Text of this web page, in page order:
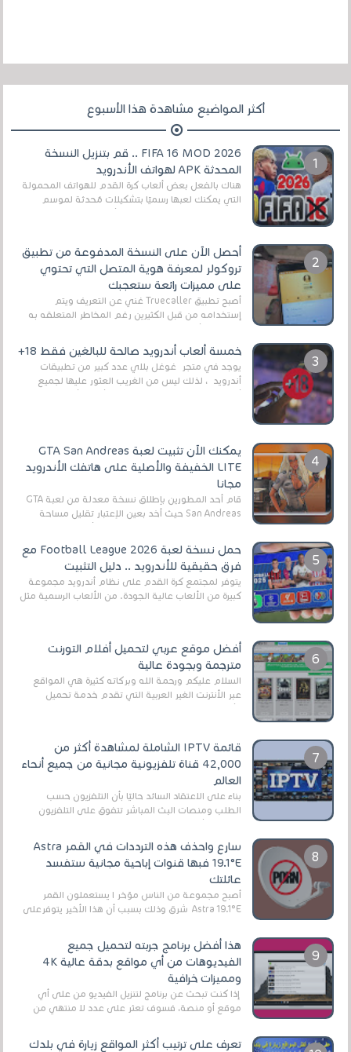
أكثر المواضيع مشاهدة هذا الأسبوع
FIFA 16 MOD 2026 .. قم بتنزيل النسخة
المحدثة APK لهواتف الأندرويد
هناك بالفعل بعض ألعاب كرة القدم للهواتف المحمولة
التي يمكنك لعبها رسميًا بتشكيلات مُحدثة لموسم
أحصل الآن على النسخة المدفوعة من تطبيق
تروكولر لمعرفة هوية المتصل التي تحتوي
على مميزات رائعة ستعجبك
أصبح تطبيق Truecaller غني عن التعريف ويتم
إستخدامه من قبل الكثيرين رغم المخاطر المتعلقه به
خمسة ألعاب أندرويد صالحة للبالغين فقط 18+
يوجد في متجر غوغل بلاي عدد كبير من تطبيقات
أندرويد ، لذلك ليس من الغريب العثور عليها لجميع
يمكنك الآن تثبيت لعبة GTA San Andreas
LITE الخفيفة والأصلية على هاتفك الأندرويد
مجانا
قام أحد المطورين بإطلاق نسخة معدلة من لعبة GTA
San Andreas حيث أخد بعين الإعتبار تقليل مساحة
حمل نسخة لعبة Football League 2026 مع
فرق حقيقية للأندرويد .. دليل التثبيت
يتوفر لمجتمع كرة القدم على نظام أندرويد مجموعة
كبيرة من الألعاب عالية الجودة. من الألعاب الرسمية مثل
أفضل موقع عربي لتحميل أفلام التورنت
مترجمة وبجودة عالية
السلام عليكم ورحمة الله وبركاته كثيرة هي المواقع
عبر الأنترنت الغير العربية التي تقدم خدمة تحميل
الأفلام على التورنت ، ومعظم هذه المواقع ل...
قائمة IPTV الشاملة لمشاهدة أكثر من
42,000 قناة تلفزيونية مجانية من جميع أنحاء
العالم
بناءً على الاعتقاد السائد حاليًا بأن التلفزيون حسب
الطلب ومنصات البث المباشر تتفوق على التلفزيون
الرقمي الأرضي التقليدي، يُعدّ IPTV-org خيار...
سارع واحذف هذه الترددات في القمر Astra
19.1°E فبها قنوات إباحية مجانية ستفسد
عائلتك
أصبح مجموعة من الناس مؤخر ا يستعملون القمر
Astra 19.1°E شرق وذلك بسبب أن هذا الأخير يتوفرعلى
هذا أفضل برنامج جربته لتحميل جميع
الفيديوهات من أي مواقع بدقة عالية 4K
ومميزات خرافية
إذا كنت تبحث عن برنامج لتنزيل الفيديو من على أي
موقع أو منصة، فسوف تعثر على عدد لا منتهي من
تعرف على ترتيب أكثر المواقع زيارة في بلدك